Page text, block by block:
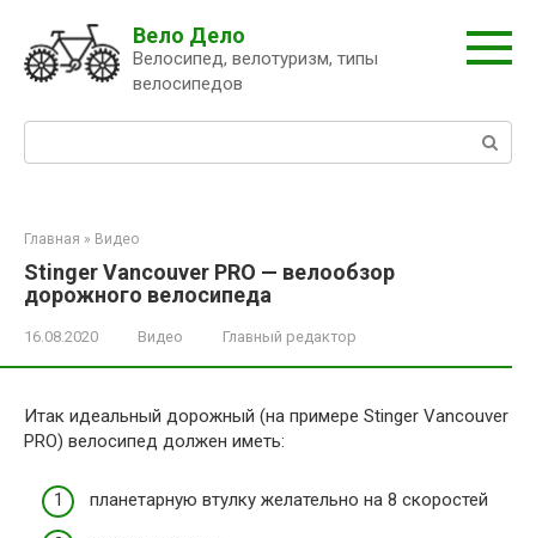
контенту
Вело Дело
Велосипед, велотуризм, типы
велосипедов
Главная » Видео
Stinger Vancouver PRO — велообзор
дорожного велосипеда
16.08.2020 Видео Главный редактор
Итак идеальный дорожный (на примере Stinger Vancouver
PRO) велосипед должен иметь:
планетарную втулку желательно на 8 скоростей